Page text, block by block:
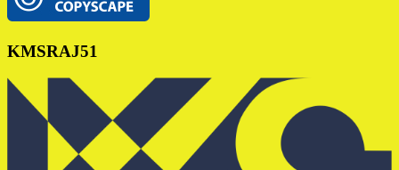
KMSRAJ51